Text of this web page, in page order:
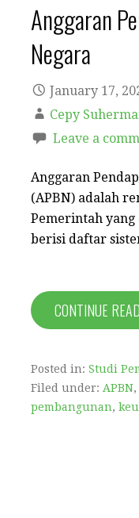
Anggaran
Negara
January 17,
Cepy
Leave a
Anggaran
(APBN) adalah
Pemerintah yang
berisi daftar
CONTINUE
Posted in: Studi
Filed under: APBN,
pembangunan,